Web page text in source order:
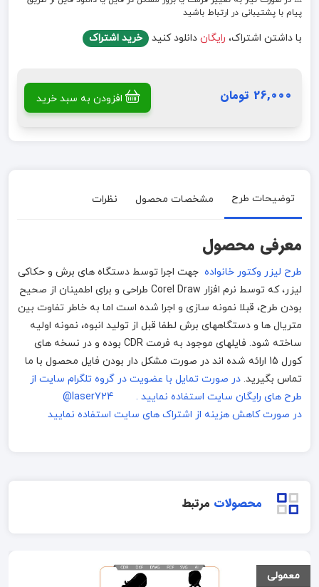
پیام با پشتیبانی در ارتباط باشید
با داشتن اشتراک، رایگان دانلود کنید خرید اشتراک
26,000 تومان افزودن به سبد خرید
توضیحات طرح مشخصات محصول نظرات
معرفی محصول
طرح لیزر وکتور خانواده جهت اجرا توسط دستگاه های برش و حکاکی
لیزر، که توسط نرم افزار Corel Draw طراحی و برای اطمینان از صحیح
بودن طرح، قبلا نمونه سازی و اجرا شده است اما به خاطر تفاوت بین
متریال ها و دستگاههای برش لطفا قبل از تولید انبوه، نمونه اولیه
ساخته شود. فایلهای موجود به فرمت CDR بوده و در نسخه های
کورل 15 ارائه شده اند در صورت مشکل دار بودن فایل محصول با ما
تماس بگیرید. در صورت تمایل با عضویت در گروه تلگرام سایت از
طرح های رایگان سایت استفاده نمایید . laser724@
در صورت کاهش هزینه از اشتراک های سایت استفاده نمایید
محصولات مرتبط
معمولی